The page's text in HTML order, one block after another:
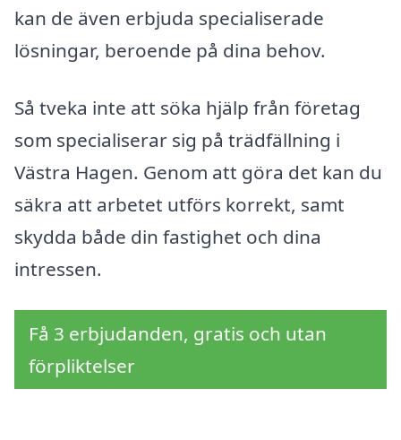
kan de även erbjuda specialiserade
lösningar, beroende på dina behov.
Så tveka inte att söka hjälp från företag
som specialiserar sig på trädfällning i
Västra Hagen. Genom att göra det kan du
säkra att arbetet utförs korrekt, samt
skydda både din fastighet och dina
intressen.
Få 3 erbjudanden, gratis och utan
förpliktelser